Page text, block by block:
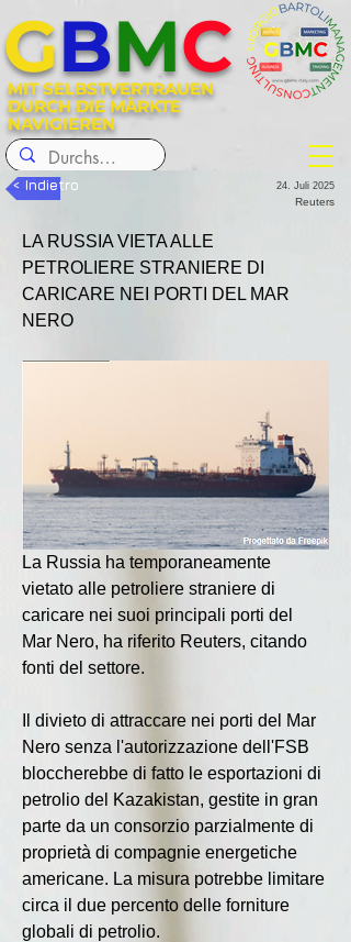
MIT SELBSTVERTRAUEN
DURCH DIE MÄRKTE
NAVIGIEREN
GBMC
< Indietro 24. Juli 2025
Reuters
LA RUSSIA VIETA ALLE
PETROLIERE STRANIERE DI
CARICARE NEI PORTI DEL MAR
NERO
La Russia ha temporaneamente
vietato alle petroliere straniere di
caricare nei suoi principali porti del
Mar Nero, ha riferito Reuters, citando
fonti del settore.
Il divieto di attraccare nei porti del Mar
Nero senza l'autorizzazione dell'FSB
bloccherebbe di fatto le esportazioni di
petrolio del Kazakistan, gestite in gran
parte da un consorzio parzialmente di
proprietà di compagnie energetiche
americane. La misura potrebbe limitare
circa il due percento delle forniture
globali di petrolio.